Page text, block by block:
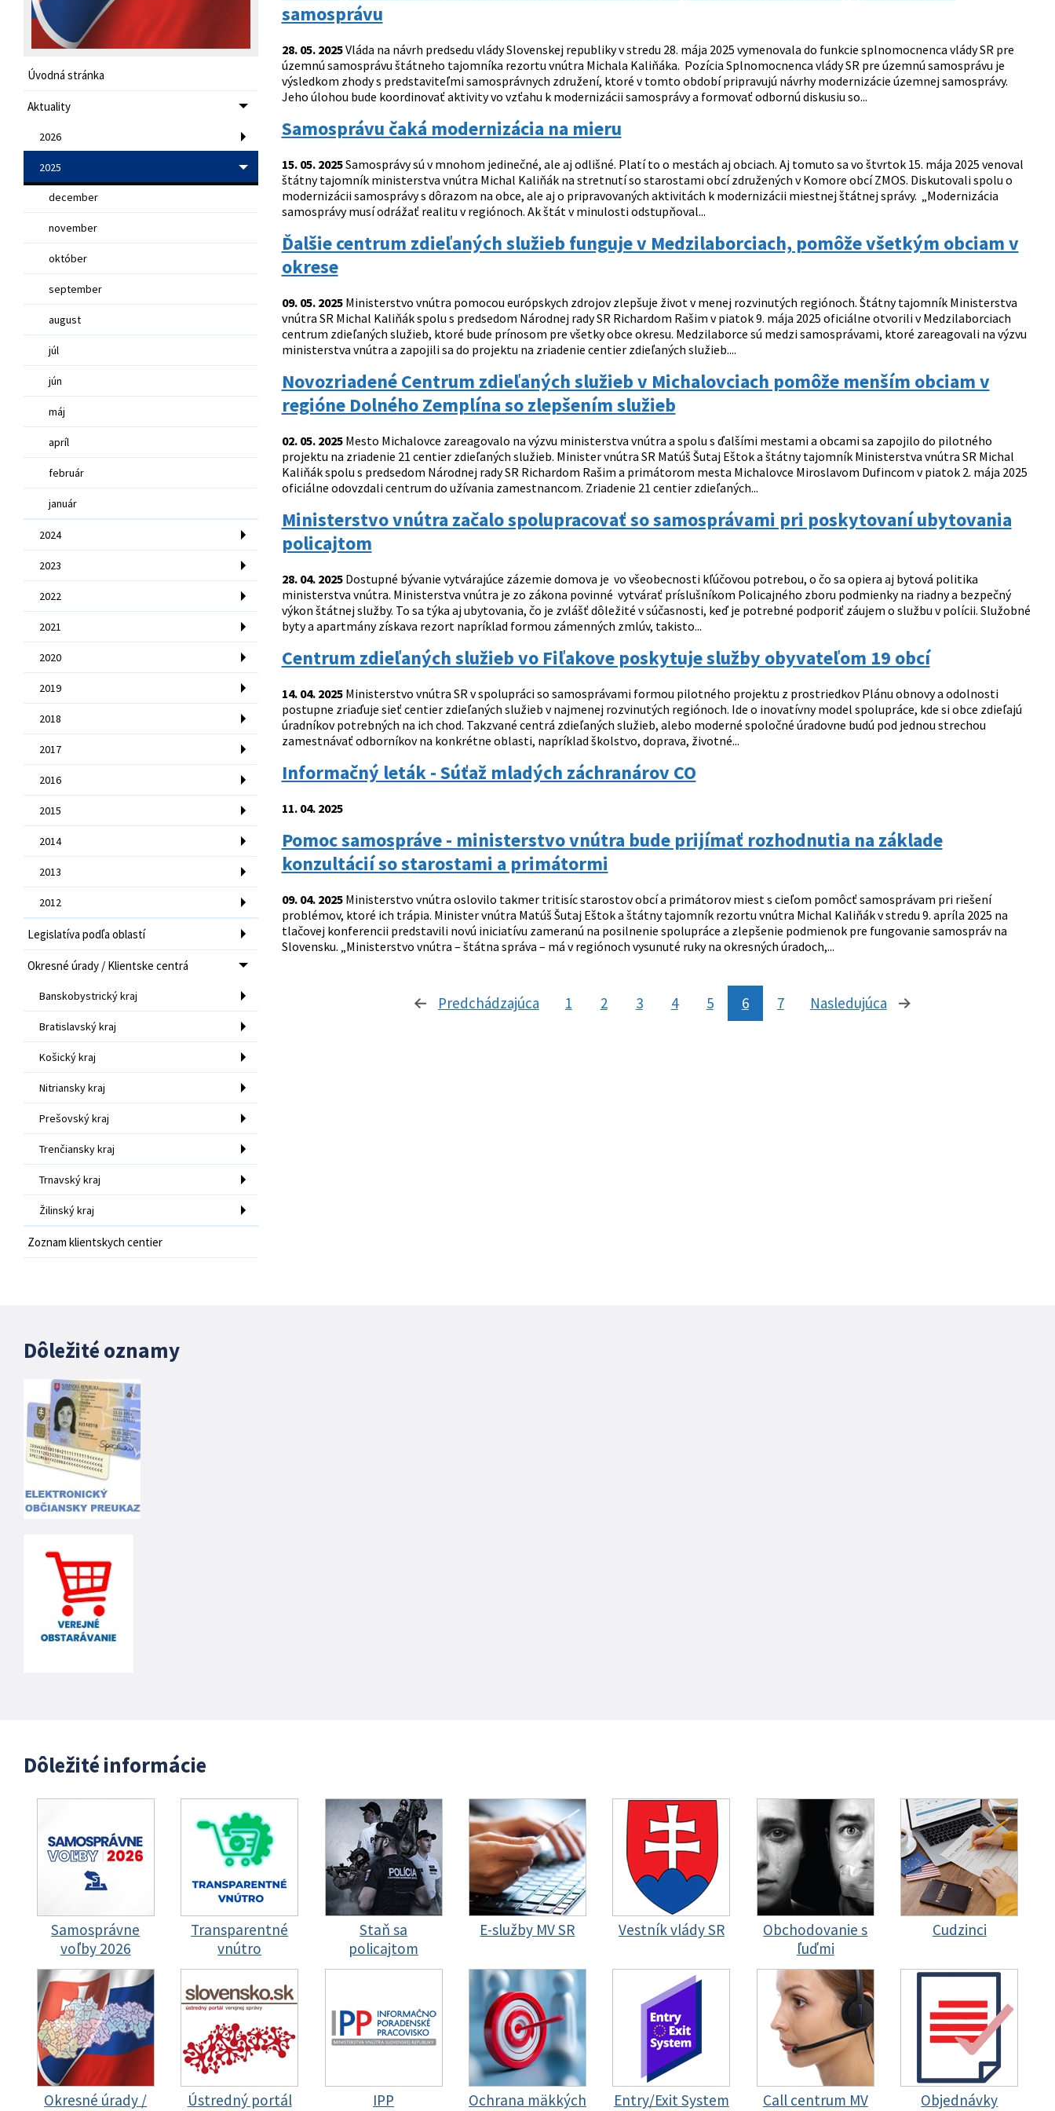
Úvodná stránka
Aktuality
2026
2025
december
november
október
september
august
júl
jún
máj
apríl
február
január
2024
2023
2022
2021
2020
2019
2018
2017
2016
2015
2014
2013
2012
Legislatíva podľa oblastí
Okresné úrady / Klientske centrá
Banskobystrický kraj
Bratislavský kraj
Košický kraj
Nitriansky kraj
Prešovský kraj
Trenčiansky kraj
Trnavský kraj
Žilinský kraj
Zoznam klientskych centier
samosprávu
28. 05. 2025Vláda na návrh predsedu vlády Slovenskej republiky v stredu 28. mája 2025 vymenovala do funkcie splnomocnenca vlády SR pre
územnú samosprávu štátneho tajomníka rezortu vnútra Michala Kaliňáka. Pozícia Splnomocnenca vlády SR pre územnú samosprávu je
výsledkom zhody s predstaviteľmi samosprávnych združení, ktoré v tomto období pripravujú návrhy modernizácie územnej samosprávy.
Jeho úlohou bude koordinovať aktivity vo vzťahu k modernizácii samosprávy a formovať odbornú diskusiu so...
Samosprávu čaká modernizácia na mieru
15. 05. 2025Samosprávy sú v mnohom jedinečné, ale aj odlišné. Platí to o mestách aj obciach. Aj tomuto sa vo štvrtok 15. mája 2025 venoval
štátny tajomník ministerstva vnútra Michal Kaliňák na stretnutí so starostami obcí združených v Komore obcí ZMOS. Diskutovali spolu o
modernizácii samosprávy s dôrazom na obce, ale aj o pripravovaných aktivitách k modernizácii miestnej štátnej správy. „Modernizácia
samosprávy musí odrážať realitu v regiónoch. Ak štát v minulosti odstupňoval...
Ďalšie centrum zdieľaných služieb funguje v Medzilaborciach, pomôže všetkým obciam v
okrese
09. 05. 2025Ministerstvo vnútra pomocou európskych zdrojov zlepšuje život v menej rozvinutých regiónoch. Štátny tajomník Ministerstva
vnútra SR Michal Kaliňák spolu s predsedom Národnej rady SR Richardom Rašim v piatok 9. mája 2025 oficiálne otvorili v Medzilaborciach
centrum zdieľaných služieb, ktoré bude prínosom pre všetky obce okresu. Medzilaborce sú medzi samosprávami, ktoré zareagovali na výzvu
ministerstva vnútra a zapojili sa do projektu na zriadenie centier zdieľaných služieb....
Novozriadené Centrum zdieľaných služieb v Michalovciach pomôže menším obciam v
regióne Dolného Zemplína so zlepšením služieb
02. 05. 2025Mesto Michalovce zareagovalo na výzvu ministerstva vnútra a spolu s ďalšími mestami a obcami sa zapojilo do pilotného
projektu na zriadenie 21 centier zdieľaných služieb. Minister vnútra SR Matúš Šutaj Eštok a štátny tajomník Ministerstva vnútra SR Michal
Kaliňák spolu s predsedom Národnej rady SR Richardom Rašim a primátorom mesta Michalovce Miroslavom Dufincom v piatok 2. mája 2025
oficiálne odovzdali centrum do užívania zamestnancom. Zriadenie 21 centier zdieľaných...
Ministerstvo vnútra začalo spolupracovať so samosprávami pri poskytovaní ubytovania
policajtom
28. 04. 2025Dostupné bývanie vytvárajúce zázemie domova je vo všeobecnosti kľúčovou potrebou, o čo sa opiera aj bytová politika
ministerstva vnútra. Ministerstva vnútra je zo zákona povinné vytvárať príslušníkom Policajného zboru podmienky na riadny a bezpečný
výkon štátnej služby. To sa týka aj ubytovania, čo je zvlášť dôležité v súčasnosti, keď je potrebné podporiť záujem o službu v polícii. Služobné
byty a apartmány získava rezort napríklad formou zámenných zmlúv, takisto...
Centrum zdieľaných služieb vo Fiľakove poskytuje služby obyvateľom 19 obcí
14. 04. 2025Ministerstvo vnútra SR v spolupráci so samosprávami formou pilotného projektu z prostriedkov Plánu obnovy a odolnosti
postupne zriaďuje sieť centier zdieľaných služieb v najmenej rozvinutých regiónoch. Ide o inovatívny model spolupráce, kde si obce zdieľajú
úradníkov potrebných na ich chod. Takzvané centrá zdieľaných služieb, alebo moderné spoločné úradovne budú pod jednou strechou
zamestnávať odborníkov na konkrétne oblasti, napríklad školstvo, doprava, životné...
Informačný leták - Súťaž mladých záchranárov CO
11. 04. 2025
Pomoc samospráve - ministerstvo vnútra bude prijímať rozhodnutia na základe
konzultácií so starostami a primátormi
09. 04. 2025Ministerstvo vnútra oslovilo takmer tritisíc starostov obcí a primátorov miest s cieľom pomôcť samosprávam pri riešení
problémov, ktoré ich trápia. Minister vnútra Matúš Šutaj Eštok a štátny tajomník rezortu vnútra Michal Kaliňák v stredu 9. apríla 2025 na
tlačovej konferencii predstavili novú iniciatívu zameranú na posilnenie spolupráce a zlepšenie podmienok pre fungovanie samospráv na
Slovensku. „Ministerstvo vnútra – štátna správa – má v regiónoch vysunuté ruky na okresných úradoch,...
Predchádzajúca stránka
1 2 3 4 5 6 7 Nasledujúca stránka
Dôležité oznamy
Dôležité informácie
Samosprávne
voľby 2026
Transparentné
vnútro
Staň sa
policajtom
E-služby MV SR Vestník vlády SR
Obchodovanie s
ľuďmi
Cudzinci
Okresné úrady /
Ústredný portál
IPP
Ochrana mäkkých
Entry/Exit System
Call centrum MV
Objednávky